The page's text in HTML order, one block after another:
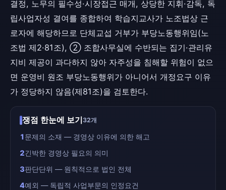
결정, 노무의 필수성·시장접근 매개, 상당한 지휘·감독, 독
립사업자성 결여를 종합하여 학습지교사가 노조법상 근
로자에 해당하므로 단체교섭 거부가 부당노동행위임(노
조법 제2·81조), ② 조합사무실에 수반되는 집기·관리유
지비 제공이 과다하지 않아 자주성을 침해할 위험이 없으
면 운영비 원조 부당노동행위가 아니어서 개정요구 이유
가 정당하지 않음(제81조)을 검토한다.
쟁점 한눈에 보기32개
1문제의 소재 — 경영상 이유에 의한 해고
2긴박한 경영상 필요의 의미
3판단단위 — 원칙적으로 법인 전체
4예외 — 독립적 사업부문의 인정요건